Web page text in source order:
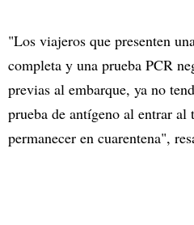
"Los viajeros que presenten
completa y una prueba PCR
previas al embarque, ya no
prueba de antígeno al entrar
permanecer en cuarentena",